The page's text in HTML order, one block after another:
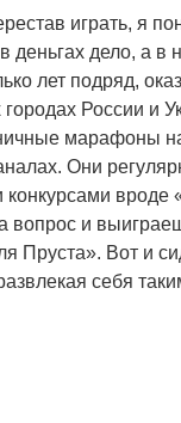
играть, я
деньгах дело, а в
лет подряд,
России и
марафоны
Они
конкурсами вроде
вопрос и
Пруста». Вот и
себя